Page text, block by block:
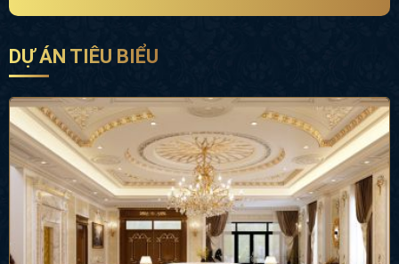
DỰ ÁN TIÊU BIỂU